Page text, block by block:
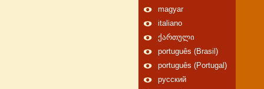
magyar
italiano
ქართული
português (Brasil)
português (Portugal)
русский